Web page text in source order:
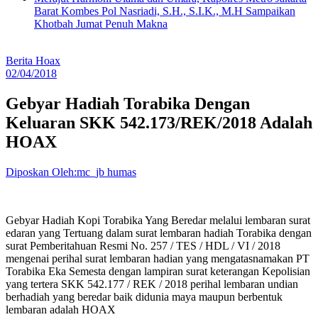
Barat Kombes Pol Nasriadi, S.H., S.I.K., M.H Sampaikan
Khotbah Jumat Penuh Makna
Berita Hoax
02/04/2018
Gebyar Hadiah Torabika Dengan
Keluaran SKK 542.173/REK/2018 Adalah
HOAX
Diposkan Oleh:mc_jb humas
Gebyar Hadiah Kopi Torabika Yang Beredar melalui lembaran surat
edaran yang Tertuang dalam surat lembaran hadiah Torabika dengan
surat Pemberitahuan Resmi No. 257 / TES / HDL / VI / 2018
mengenai perihal surat lembaran hadian yang mengatasnamakan PT
Torabika Eka Semesta dengan lampiran surat keterangan Kepolisian
yang tertera SKK 542.177 / REK / 2018 perihal lembaran undian
berhadiah yang beredar baik didunia maya maupun berbentuk
lembaran adalah HOAX